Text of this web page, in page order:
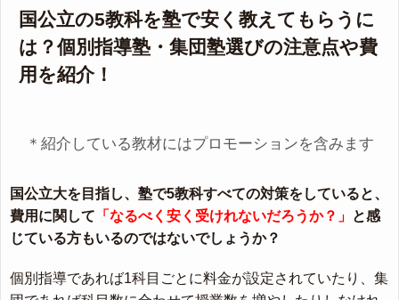
国公立の5教科を塾で安く教えてもらうに
は？個別指導塾・集団塾選びの注意点や費
用を紹介！
＊紹介している教材にはプロモーションを含みます
国公立大を目指し、塾で5教科すべての対策をしていると、
費用に関して 「なるべく安く受けれないだろうか？」 と感
じている方もいるのではないでしょうか？
個別指導であれば1科目ごとに料金が設定されていたり、集